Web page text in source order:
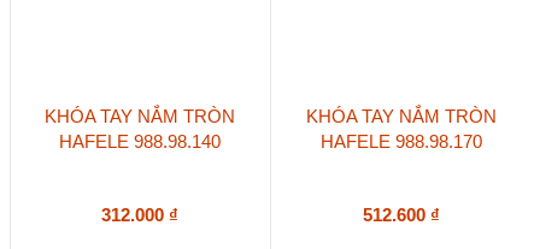
KHÓA TAY NẮM TRÒN
HAFELE 988.98.140
312.000 ₫
KHÓA TAY NẮM TRÒN
HAFELE 988.98.170
512.600 ₫